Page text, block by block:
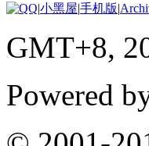
|小黑屋|手机版|
GMT+8,
Powered